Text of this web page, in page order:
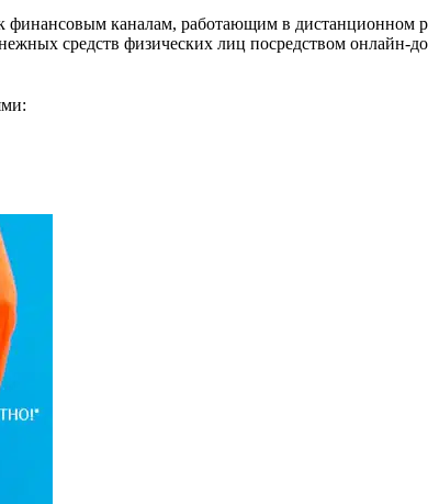
финансовым каналам, работающим в
средств физических лиц посредством онлайн-